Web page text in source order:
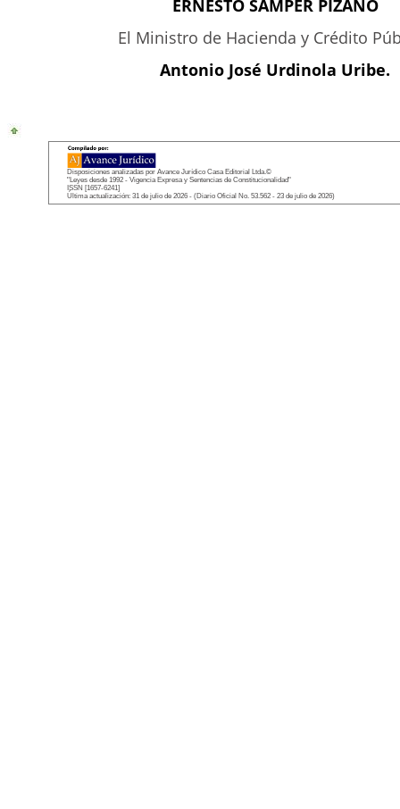
ERNESTO SAMPER PIZANO
El Ministro de Hacienda y Crédito
Antonio José Urdinola Uribe.
Disposiciones analizadas por Avance Jurídico Casa Editorial Ltda.©
"Leyes desde 1992 - Vigencia Expresa y Sentencias de Constitucionalidad"
ISSN [1657-6241]
Última actualización: 31 de julio de 2026 - (Diario Oficial No. 53.562 - 23 de julio de 2026)